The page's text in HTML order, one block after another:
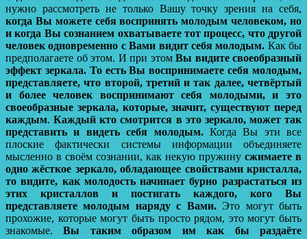
нужно рассмотреть не только Вашу точку зрения на себя,
когда Вы можете себя воспринять молодым человеком, но
и когда Вы сознанием охватываете тот процесс, что другой
человекодновременно с Вами видит себя молодым. Как бы
предполагаете об этом. И при этом Вы видите своеобразный
эффект зеркала. То есть Вы воспринимаете себя молодым,
представляете, что второй, третий и так далее, четвёртый
и более человек воспринимают себя молодыми, и это
своеобразные зеркала, которые, значит, существуют перед
каждым. Каждый кто смотрится в это зеркало, может так
представить и видеть себя молодым.Когда Вы эти все
плоские фактически системы информации объединяете
мысленно в своём сознании, как некую пружину сжимаете в
одно жёсткое зеркало, обладающее свойствами кристалла,
то видите, как молодость начинает бурно разрастаться из
этих кристаллов и постигать каждого, кого Вы
представляете молодым наряду с Вами.Это могут быть
прохожие, которые могут быть просто рядом, это могут быть
знакомые.Вы таким образом им как бы раздаёте